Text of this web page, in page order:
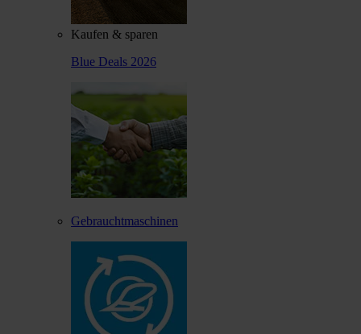
Kaufen & sparen
Blue Deals 2026
Gebrauchtmaschinen